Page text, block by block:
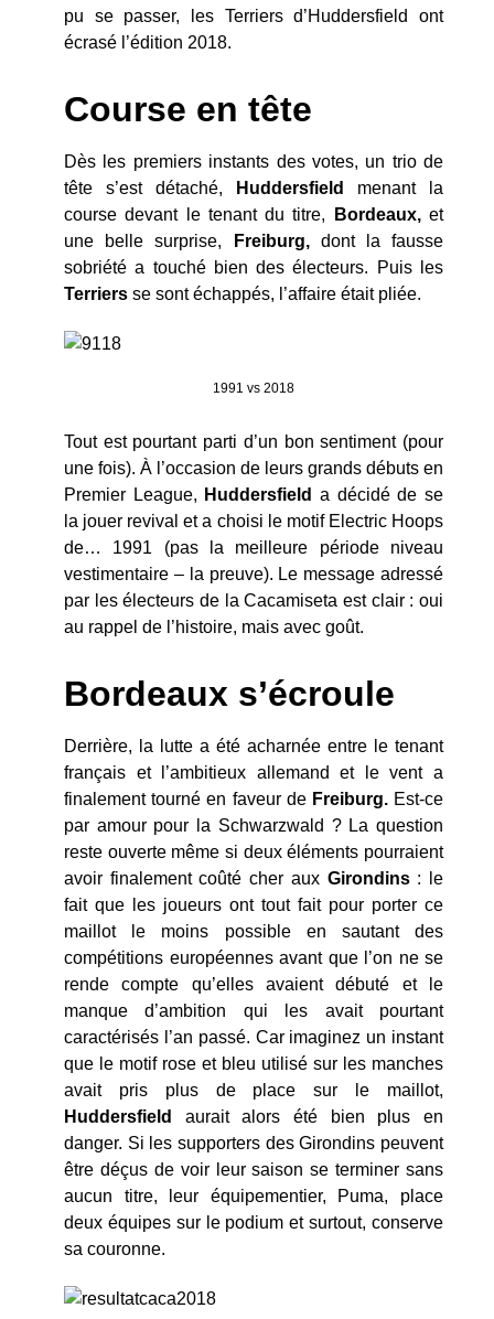
pu se passer, les Terriers d’Huddersfield ont
écrasé l’édition 2018.
Course en tête
Dès les premiers instants des votes, un trio de
tête s’est détaché,
Huddersfield
menant la
course devant le tenant du titre,
Bordeaux,et
une belle surprise,
Freiburg,dont la fausse
sobriété a touché bien des électeurs. Puis les
Terriers se sont échappés, l’affaire était pliée.
1991 vs 2018
Tout est pourtant parti d’un bon sentiment (pour
une fois). À l’occasion de leurs grands débuts en
Premier League, Huddersfield a décidé de se
la jouer revival et a choisi le motif Electric Hoops
de… 1991 (pas la meilleure période niveau
vestimentaire – la preuve). Le message adressé
par les électeurs de la Cacamiseta est clair : oui
au rappel de l’histoire, mais avec goût.
Bordeaux s’écroule
Derrière, la lutte a été acharnée entre le tenant
français et l’ambitieux allemand et le vent a
finalement tourné en faveur de Freiburg.Est-ce
par amour pour la Schwarzwald ? La question
reste ouverte même si deux éléments pourraient
avoir finalement coûté cher aux Girondins: le
fait que les joueurs ont tout fait pour porter ce
maillot le moins possible en sautant des
compétitions européennes avant que l’on ne se
rende compte qu’elles avaient débuté et le
manque d’ambition qui les avait pourtant
caractérisés l’an passé. Car imaginez un instant
que le motif rose et bleu utilisé sur les manches
avait pris plus de place sur le maillot,
Huddersfield
aurait alors été bien plus en
danger. Si les supporters des Girondins peuvent
être déçus de voir leur saison se terminer sans
aucun titre, leur équipementier, Puma, place
deux équipes sur le podium et surtout, conserve
sa couronne.